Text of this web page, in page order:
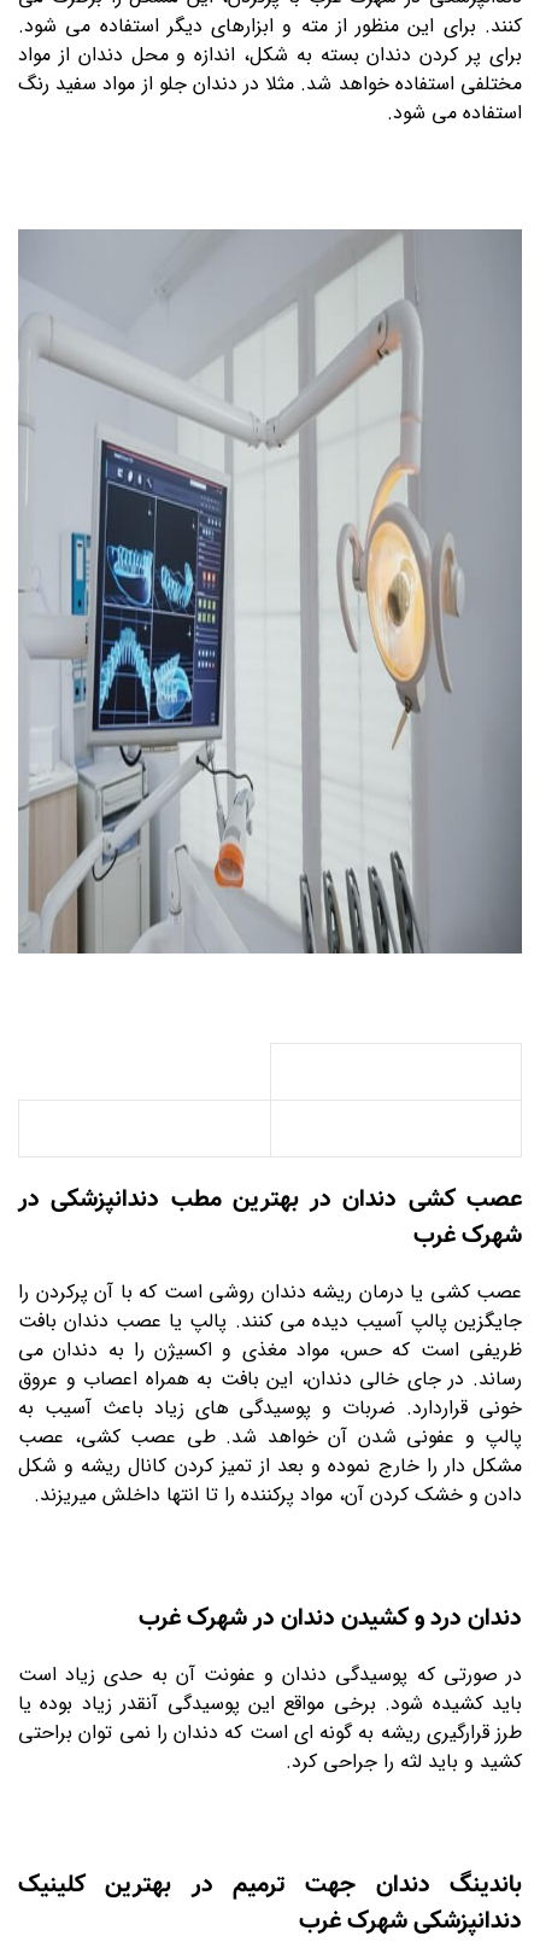
کنند. برای این منظور از مته و ابزارهای دیگر استفاده می شود.
برای پر کردن دندان بسته به شکل، اندازه و محل دندان از مواد
مختلفی استفاده خواهد شد. مثلا در دندان جلو از مواد سفید رنگ
استفاده می شود.
عصب کشی دندان در بهترین مطب دندانپزشکی در
شهرک غرب
عصب کشی یا درمان ریشه دندان روشی است که با آن پرکردن را
جایگزین پالپ آسیب دیده می کنند. پالپ یا عصب دندان بافت
ظریفی است که حس، مواد مغذی و اکسیژن را به دندان می
رساند. در جای خالی دندان، این بافت به همراه اعصاب و عروق
خونی قراردارد. ضربات و پوسیدگی های زیاد باعث آسیب به
پالپ و عفونی شدن آن خواهد شد. طی عصب کشی، عصب
مشکل دار را خارج نموده و بعد از تمیز کردن کانال ریشه و شکل
دادن و خشک کردن آن، مواد پرکننده را تا انتها داخلش میریزند.
دندان درد و کشیدن دندان در شهرک غرب
در صورتی که پوسیدگی دندان و عفونت آن به حدی زیاد است
باید کشیده شود. برخی مواقع این پوسیدگی آنقدر زیاد بوده یا
طرز قرارگیری ریشه به گونه ای است که دندان را نمی توان براحتی
کشید و باید لثه را جراحی کرد.
باندینگ دندان جهت ترمیم در بهترین کلینیک
دندانپزشکی شهرک غرب